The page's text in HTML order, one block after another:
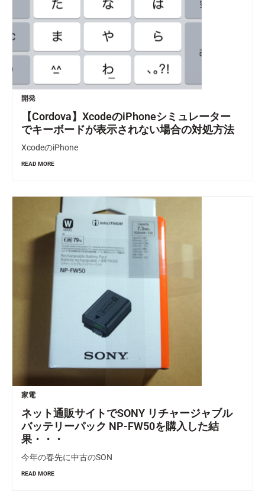
開発
【Cordova】XcodeのiPhoneシミュレーター
でキーボードが表示されない場合の対処方法
XcodeのiPhone
READ MORE
家電
ネット通販サイトでSONY リチャージャブル
バッテリーパック NP-FW50を購入した結
果・・・
今年の春先に中古のSON
READ MORE